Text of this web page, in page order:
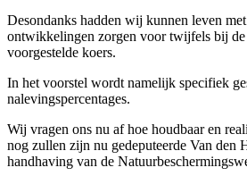
Desondanks hadden wij kunnen leven
ontwikkelingen zorgen voor twijfels bij de
voorgestelde koers.
In het voorstel wordt namelijk specifiek
nalevingspercentages.
Wij vragen ons nu af hoe houdbaar en
nog zullen zijn nu gedeputeerde Van den
handhaving van de